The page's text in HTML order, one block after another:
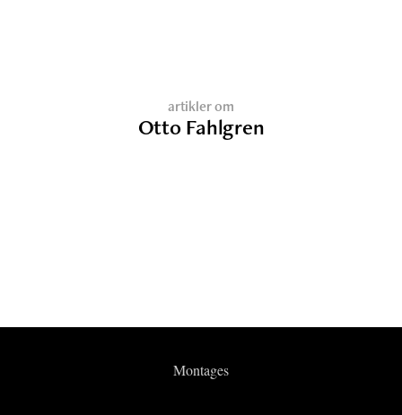
artikler om
Otto Fahlgren
Montages